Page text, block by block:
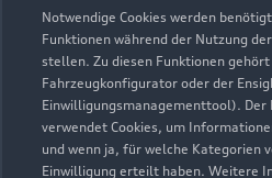
Notwendige Cookies werden
Funktionen während der Nutzung
stellen. Zu diesen Funktionen
Fahrzeugkonfigurator oder der
Einwilligungsmanagementtool). Der
verwendet Cookies, um
und wenn ja, für welche Kategorien
Einwilligung erteilt haben. Weitere
Geschäftskunden
Häufige Fragen (FAQ)
Audi Online Beratung
Online-Terminvereinbarung
Karriere
Investor Relations
Presse & Media Center
Datenschutz
© 2026 AUDI AG. Alle Rechte
Impressum Rechtliches
Datenschutzinformation